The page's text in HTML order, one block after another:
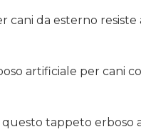
da esterno resiste
artificiale per cani
tappeto erboso